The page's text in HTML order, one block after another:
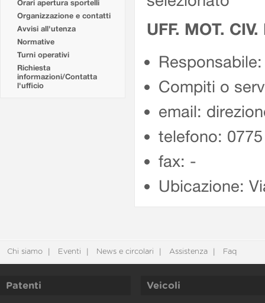
Orari apertura sportelli
Organizzazione e contatti
Avvisi all'utenza
Normative
Turni operativi
Richiesta
informazioni/Contatta
l'ufficio
UFF. MOT.
Compiti o
email:
telefono:
fax: -
Ubicazione:
Chi siamo Eventi News e circolari Assistenza Faq
Patenti Veicoli